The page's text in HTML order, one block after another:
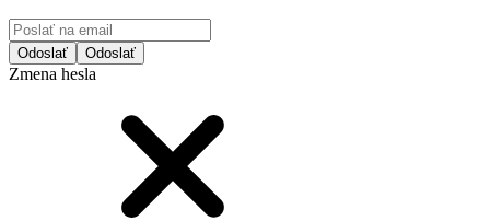
Odoslať
Zmena hesla